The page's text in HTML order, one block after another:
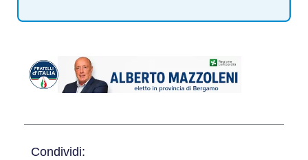
Condividi: